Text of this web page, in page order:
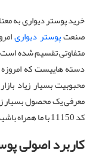
خرید پوستر دیواری به
صنعتپوستر دیواری
متفاوتی تقسیم شده است.
دسته هاییست که
محبوبیت بسیار زیاد
معرفی یک محصول بسیار
کد 11150 با ما همراه باشید.
کاربرد اصولی